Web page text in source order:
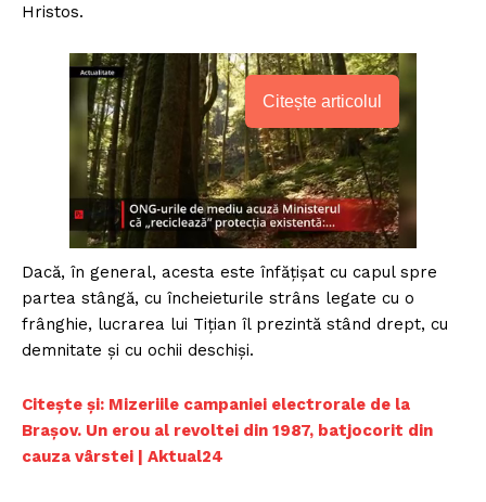
Hristos.
Citește articolul
Dacă, în general, acesta este înfățișat cu capul spre
partea stângă, cu încheieturile strâns legate cu o
frânghie, lucrarea lui Tițian îl prezintă stând drept, cu
demnitate și cu ochii deschiși.
Citește și: Mizeriile campaniei electrorale de la
Brașov. Un erou al revoltei din 1987, batjocorit din
cauza vârstei | Aktual24